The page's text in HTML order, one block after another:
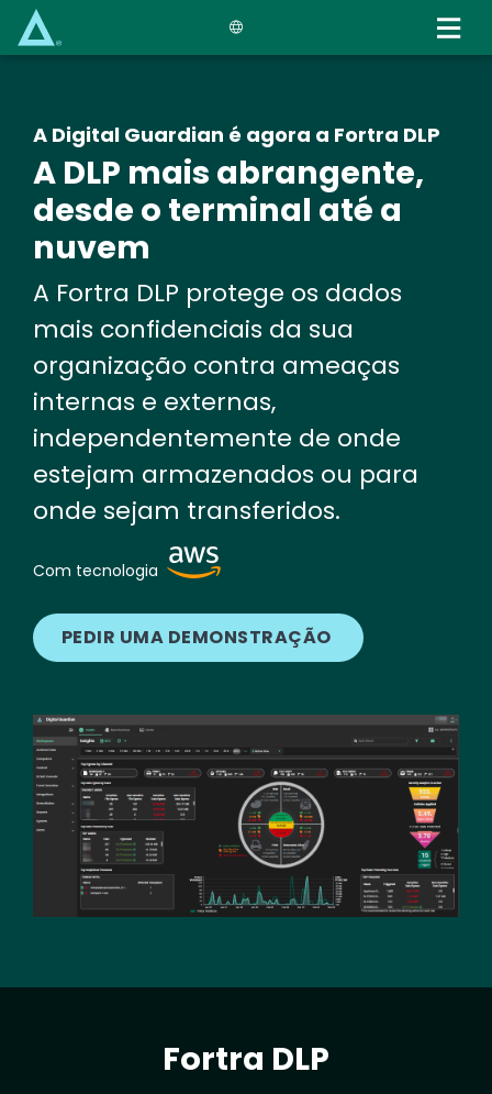
A Digital Guardian é agora a Fortra DLP
A DLP mais abrangente,
desde o terminal até a
nuvem
A Fortra DLP protege os dados
mais confidenciais da sua
organização contra ameaças
internas e externas,
independentemente de onde
estejam armazenados ou para
onde sejam transferidos.
Com tecnologia Image
PEDIR UMA DEMONSTRAÇÃO
Image
Fortra DLP